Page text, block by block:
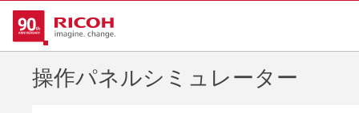
操作パネルシミュレーター